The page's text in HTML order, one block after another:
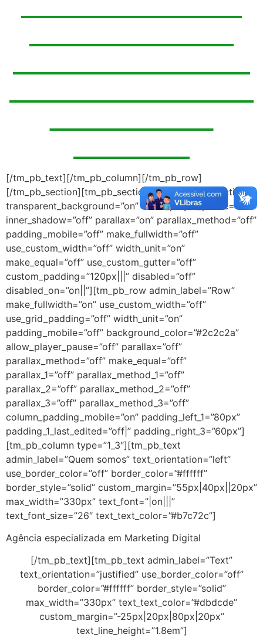
[/tm_pb_text][/tm_pb_column][/tm_pb_row]
[/tm_pb_section][tm_pb_section admin_label=”section”
transparent_background=”on” allow_player_pause=”off”
inner_shadow=”off” parallax=”on” parallax_method=”off”
padding_mobile=”off” make_fullwidth=”off”
use_custom_width=”off” width_unit=”on”
make_equal=”off” use_custom_gutter=”off”
custom_padding=”120px|||” disabled=”off”
disabled_on=”on||”][tm_pb_row admin_label=”Row”
make_fullwidth=”on” use_custom_width=”off”
use_grid_padding=”off” width_unit=”on”
padding_mobile=”off” background_color=”#2c2c2a”
allow_player_pause=”off” parallax=”off”
parallax_method=”off” make_equal=”off”
parallax_1=”off” parallax_method_1=”off”
parallax_2=”off” parallax_method_2=”off”
parallax_3=”off” parallax_method_3=”off”
column_padding_mobile=”on” padding_left_1=”80px”
padding_1_last_edited=”off|” padding_right_3=”60px”]
[tm_pb_column type=”1_3″][tm_pb_text
admin_label=”Quem somos” text_orientation=”left”
use_border_color=”off” border_color=”#ffffff”
border_style=”solid” custom_margin=”55px|40px||20px”
max_width=”330px” text_font=”|on|||”
text_font_size=”26″ text_text_color=”#b7c72c”]
Agência especializada em Marketing Digital
[/tm_pb_text][tm_pb_text admin_label=”Text”
text_orientation=”justified” use_border_color=”off”
border_color=”#ffffff” border_style=”solid”
max_width=”330px” text_text_color=”#dbdcde”
custom_margin=”-25px|20px|80px|20px”
text_line_height=”1.8em”]